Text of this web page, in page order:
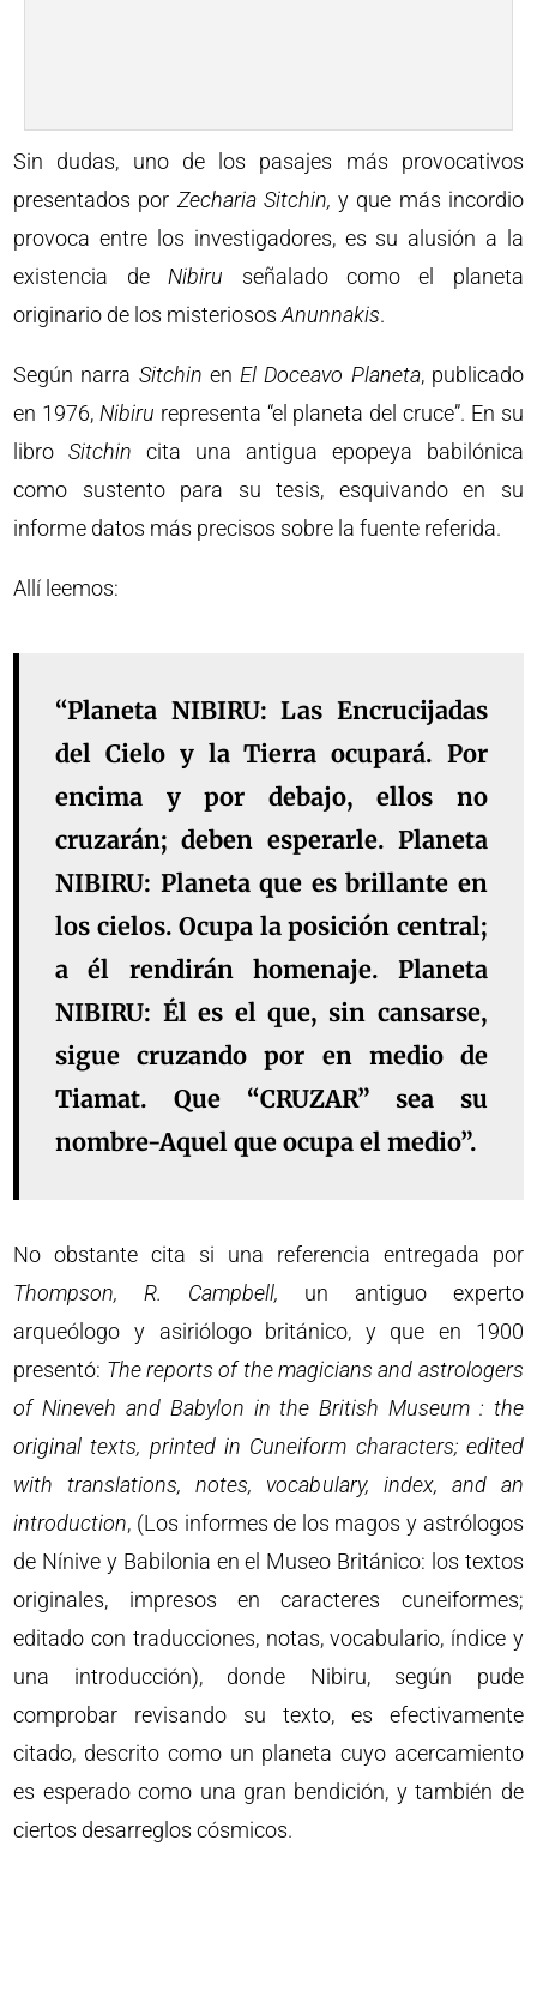
Sin dudas, uno de los pasajes más provocativos
presentados por Zecharia Sitchin, y que más incordio
provoca entre los investigadores, es su alusión a la
existencia de Nibiru señalado como el planeta
originario de los misteriososAnunnakis.
Según narra Sitchin en El Doceavo Planeta, publicado
en 1976, Nibiru representa “el planeta del cruce”. En su
libroSitchincita una antigua epopeya babilónica
como sustento para su tesis, esquivando en su
informe datos más precisos sobre la fuente referida.
Allí leemos:
“Planeta NIBIRU: Las Encrucijadas
del Cielo y la Tierra ocupará. Por
encima y por debajo, ellos no
cruzarán; deben esperarle. Planeta
NIBIRU: Planeta que es brillante en
los cielos. Ocupa la posición central;
a él rendirán homenaje. Planeta
NIBIRU: Él es el que, sin cansarse,
sigue cruzando por en medio de
Tiamat. Que “CRUZAR” sea su
nombre-Aquel que ocupa el medio”.
No obstante cita si una referencia entregada por
Thompson, R. Campbell, un antiguo experto
arqueólogo y asiriólogo británico, y que en 1900
presentó: The reports of the magicians and astrologers
of Nineveh and Babylon in the British Museum : the
original texts, printed in Cuneiform characters; edited
with translations, notes, vocabulary, index, and an
introduction, (Los informes de los magos y astrólogos
de Nínive y Babilonia en el Museo Británico: los textos
originales, impresos en caracteres cuneiformes;
editado con traducciones, notas, vocabulario, índice y
una introducción), donde Nibiru, según pude
comprobar revisando su texto, es efectivamente
citado, descrito como un planeta cuyo acercamiento
es esperado como una gran bendición, y también de
ciertos desarreglos cósmicos.